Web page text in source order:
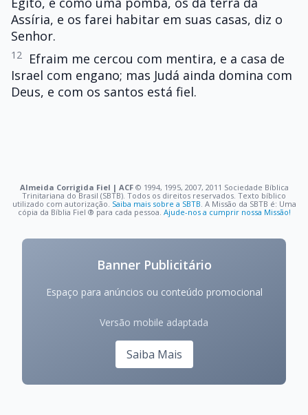
Assíria, e os farei habitar em suas casas, diz o
Senhor.
12
Efraim me cercou com mentira, e a casa de
Israel com engano; mas Judá ainda domina com
Deus, e com os santos está fiel.
Almeida Corrigida Fiel | ACF©️ 1994, 1995, 2007, 2011 Sociedade Bíblica
Trinitariana do Brasil (SBTB). Todos os direitos reservados. Texto bíblico
utilizado com autorização. Saiba mais sobre a SBTB . A Missão da SBTB é: Uma
cópia da Bíblia Fiel ®️ para cada pessoa. Ajude-nos a cumprir nossa Missão!
Banner Publicitário
Espaço para anúncios ou conteúdo promocional
Versão mobile adaptada
Saiba Mais